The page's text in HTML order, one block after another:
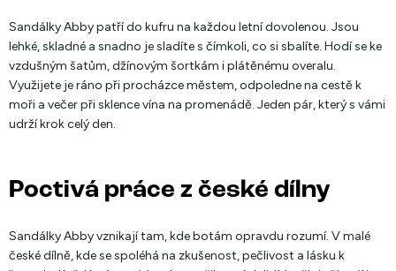
Sandálky Abby patří do kufru na každou letní dovolenou. Jsou
lehké, skladné a snadno je sladíte s čímkoli, co si sbalíte. Hodí se ke
vzdušným šatům, džínovým šortkám i plátěnému overalu.
Využijete je ráno při procházce městem, odpoledne na cestě k
moři a večer při sklence vína na promenádě. Jeden pár, který s vámi
udrží krok celý den.
Poctivá práce z české dílny
Sandálky Abby vznikají tam, kde botám opravdu rozumí. V malé
české dílně, kde se spoléhá na zkušenost, pečlivost a lásku k